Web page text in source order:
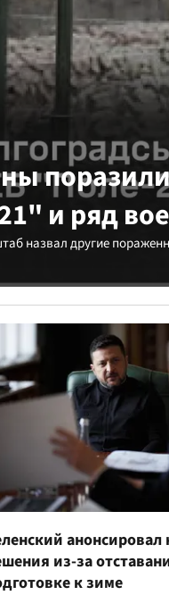
и ряд
назвал другие
из-за
к зиме